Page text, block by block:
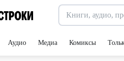
Аудио Медиа Комиксы